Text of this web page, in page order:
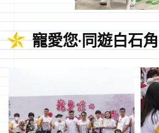
寵愛您‧同遊白石角